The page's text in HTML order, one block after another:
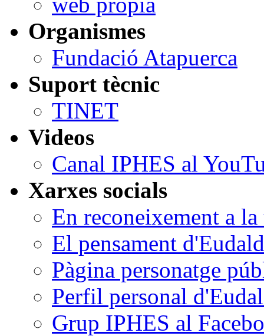
Organismes
Fundació Atapuerca
Suport tècnic
TINET
Videos
Canal IPHES al
Xarxes socials
En reconeixement a
El pensament
Pàgina personatge
Perfil personal
Grup IPHES al